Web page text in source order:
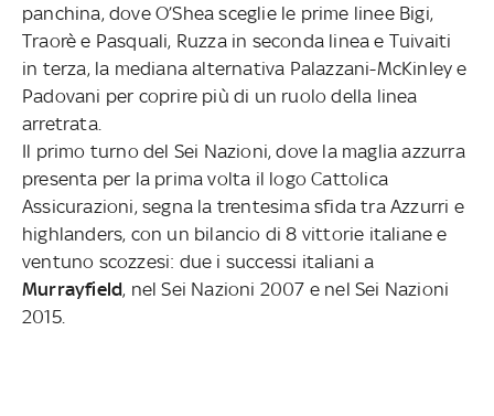
panchina, dove O’Shea sceglie le prime linee Bigi,
Traorè e Pasquali, Ruzza in seconda linea e Tuivaiti
in terza, la mediana alternativa Palazzani-McKinley e
Padovani per coprire più di un ruolo della linea
arretrata.
Il primo turno del Sei Nazioni, dove la maglia azzurra
presenta per la prima volta il logo Cattolica
Assicurazioni, segna la trentesima sfida tra Azzurri e
highlanders, con un bilancio di 8 vittorie italiane e
ventuno scozzesi: due i successi italiani a
Murrayfield, nel Sei Nazioni 2007 e nel Sei Nazioni
2015.